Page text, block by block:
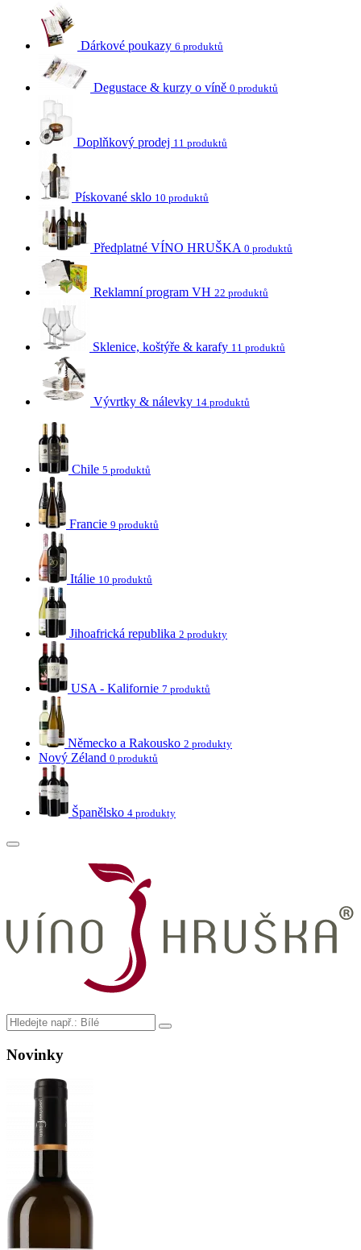
Dárkové poukazy 6 produktů
Degustace & kurzy o víně 0 produktů
Doplňkový prodej 11 produktů
Pískované sklo 10 produktů
Předplatné VÍNO HRUŠKA 0 produktů
Reklamní program VH 22 produktů
Sklenice, koštýře & karafy 11 produktů
Vývrtky & nálevky 14 produktů
Chile 5 produktů
Francie 9 produktů
Itálie 10 produktů
Jihoafrická republika 2 produkty
USA - Kalifornie 7 produktů
Německo a Rakousko 2 produkty
Nový Zéland 0 produktů
Španělsko 4 produkty
Novinky